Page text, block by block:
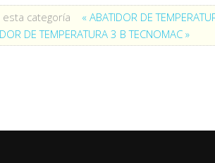
esta categoría
« ABATIDOR DE
DE TEMPERATURA 3 B TECNOMAC »